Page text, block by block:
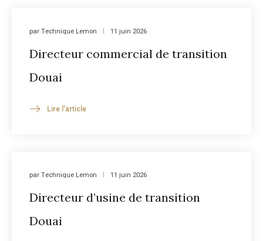
parTechnique Lemon 11 juin 2026
Directeur commercial de transition
Douai
Lire l'article
parTechnique Lemon 11 juin 2026
Directeur d’usine de transition
Douai